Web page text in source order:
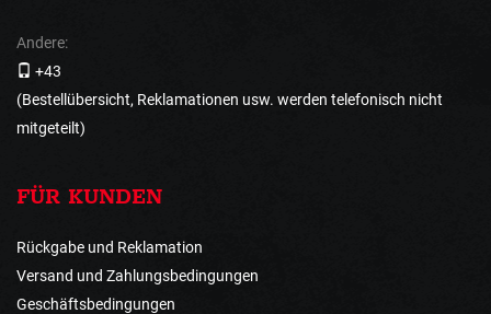
Andere:
+43
(Bestellübersicht, Reklamationen usw. werden telefonisch nicht
mitgeteilt)
FÜR KUNDEN
Rückgabe und Reklamation
Versand und Zahlungsbedingungen
Geschäftsbedingungen